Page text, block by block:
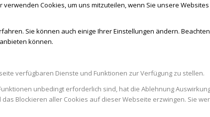
Cookies, um uns mitzuteilen, wenn Sie unsere
Sie können auch einige Ihrer Einstellungen ändern.
können.
verfügbaren Dienste und Funktionen zur Verfügung zu stellen.
unbedingt erforderlich sind, hat die Ablehnung
Blockieren aller Cookies auf dieser Webseite erzwingen. Sie